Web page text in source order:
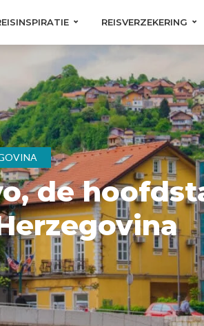
REISVERZEKERING
de